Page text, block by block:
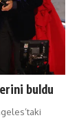
buldu